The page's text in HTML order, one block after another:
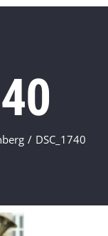
/ DSC_1740